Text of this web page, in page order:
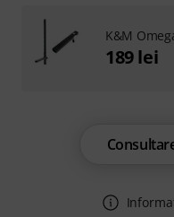
K&M
189 lei